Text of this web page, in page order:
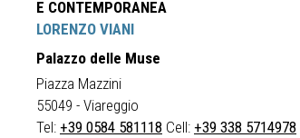
E CONTEMPORANEA
LORENZO VIANI
Palazzo delle Muse
Piazza Mazzini
55049 - Viareggio
Tel: +39 0584 581118 Cell: +39 338 5714978